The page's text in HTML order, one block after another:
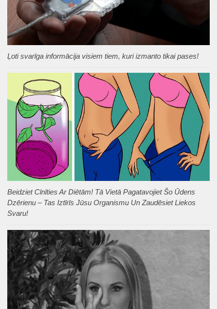
Ļoti svarīga informācija visiem tiem, kuri izmanto tikai pases!
Beidziet Cīnīties Ar Diētām! Tā Vietā Pagatavojiet Šo Ūdens
Dzērienu – Tas Iztīrīs Jūsu Organismu Un Zaudēsiet Liekos
Svaru!